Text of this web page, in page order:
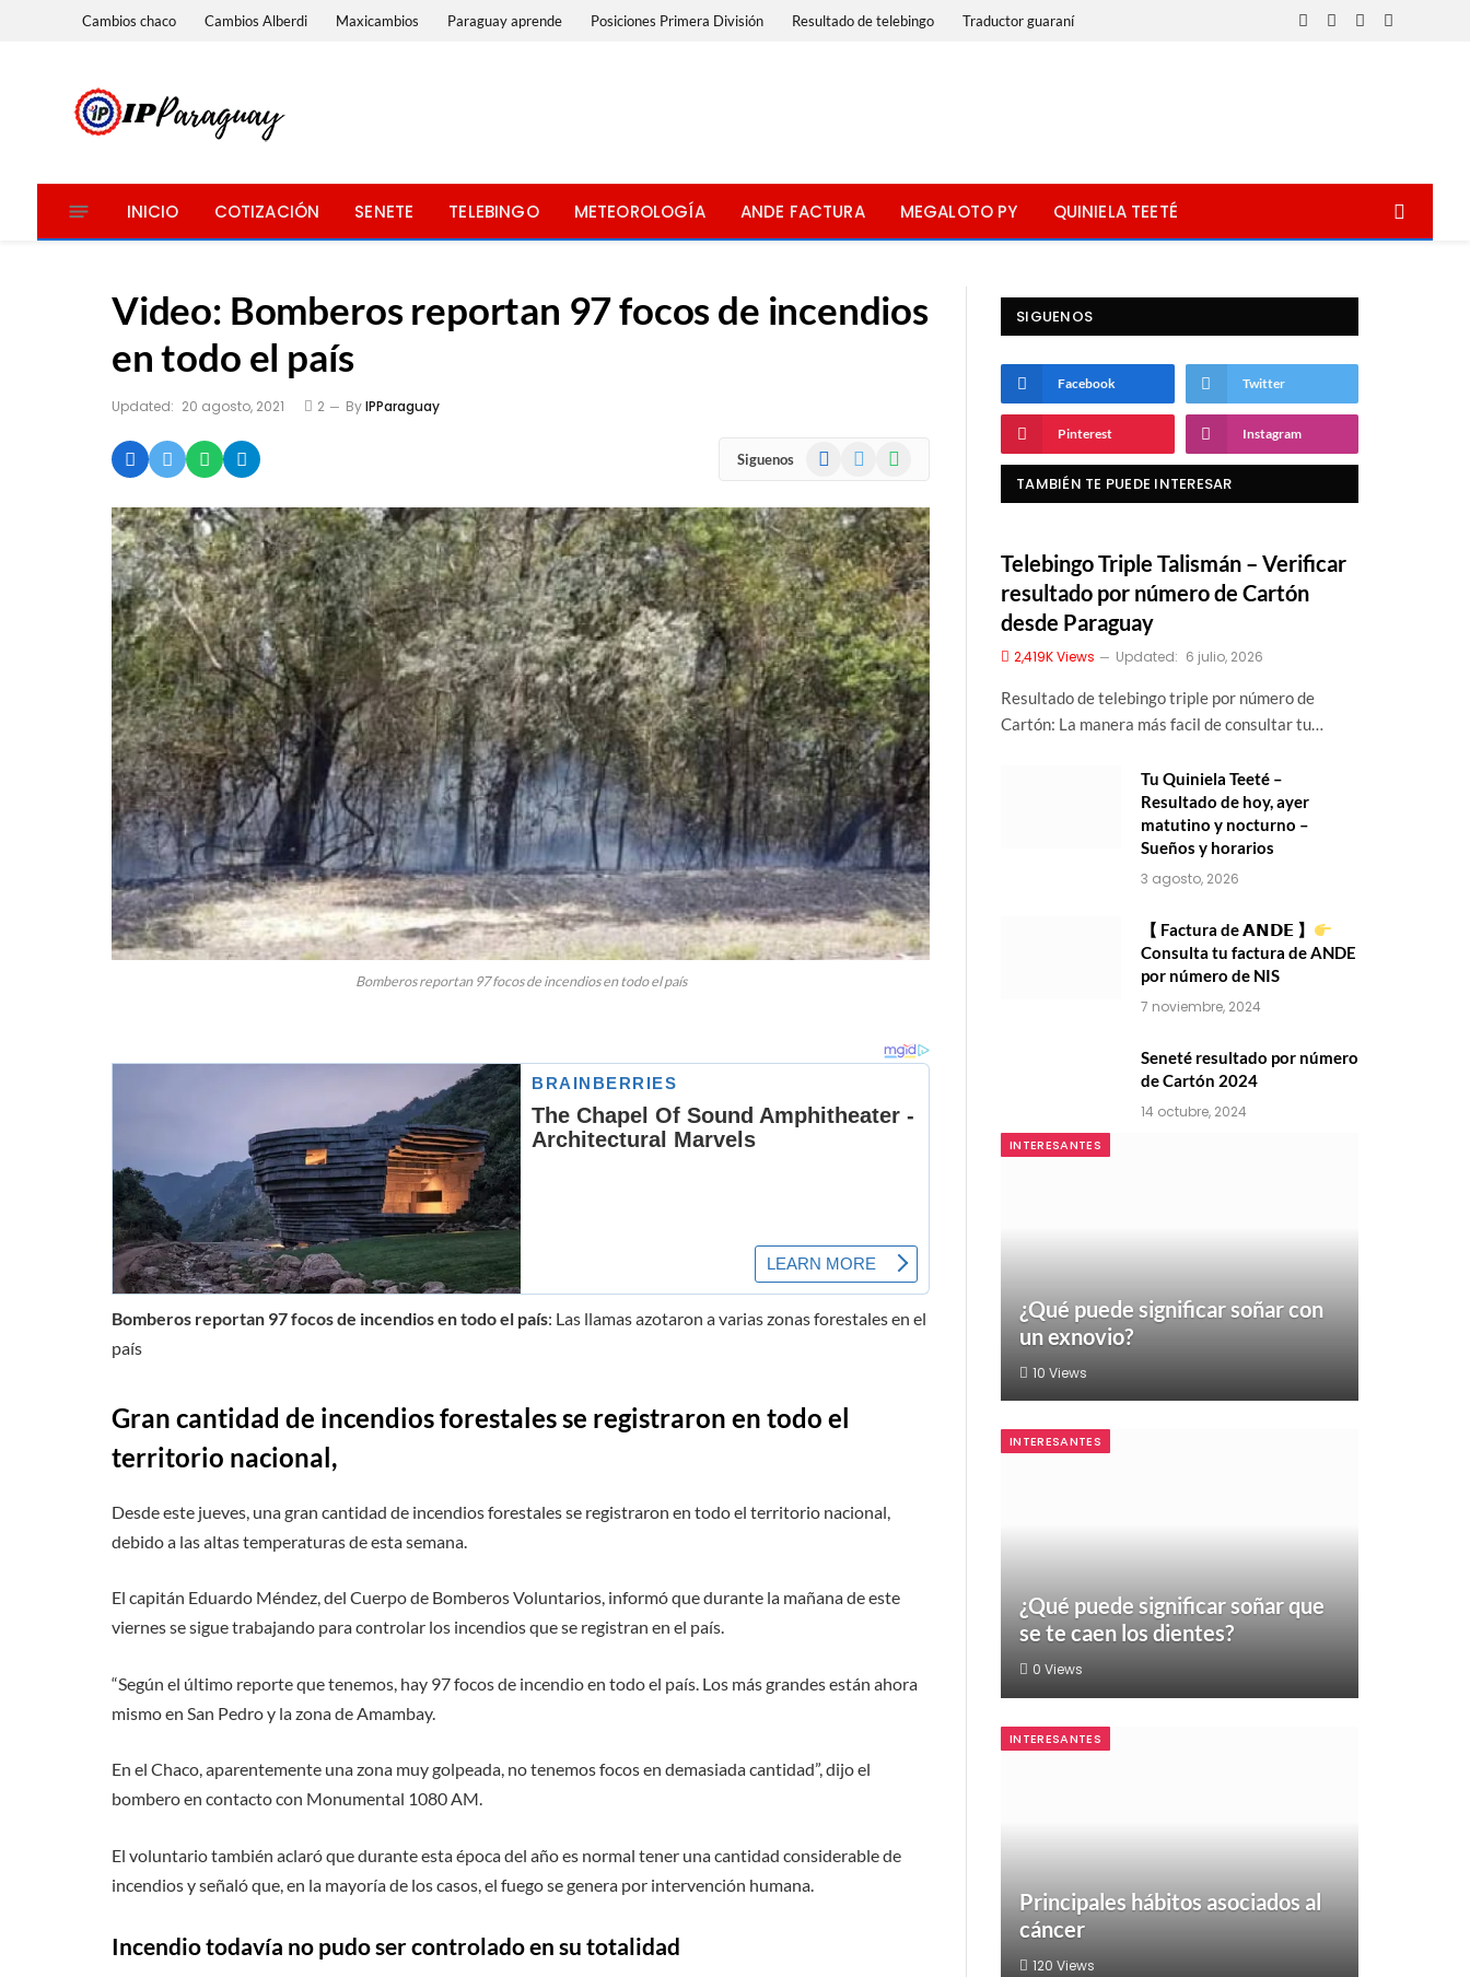
Cambios chaco Cambios Alberdi Maxicambios Paraguay aprende Posiciones Primera División Resultado de telebingo Traductor guaraní
Facebook
X
InstagramWhatsApp
INICIO COTIZACIÓN SENETE TELEBINGO METEOROLOGÍA ANDE FACTURA MEGALOTO PY QUINIELA TEETÉ
Video: Bomberos reportan 97 focos de incendios
en todo el país
Updated: 20 agosto, 2021 2 ByIPParaguay
Siguenos Facebook WhatsApp
Bomberos reportan 97 focos de incendios en todo el país
Bomberos reportan 97 focos de incendios en todo el país: Las llamas azotaron a varias zonas forestales en el
país
Gran cantidad de incendios forestales se registraron en todo el
territorio nacional,
Desde este jueves, una gran cantidad de incendios forestales se registraron en todo el territorio nacional,
debido a las altas temperaturas de esta semana.
El capitán Eduardo Méndez, del Cuerpo de Bomberos Voluntarios, informó que durante la mañana de este
viernes se sigue trabajando para controlar los incendios que se registran en el país.
“Según el último reporte que tenemos, hay 97 focos de incendio en todo el país. Los más grandes están ahora
mismo en San Pedro y la zona de Amambay.
En el Chaco, aparentemente una zona muy golpeada, no tenemos focos en demasiada cantidad”, dijo el
bombero en contacto con Monumental 1080 AM.
El voluntario también aclaró que durante esta época del año es normal tener una cantidad considerable de
incendios y señaló que, en la mayoría de los casos, el fuego se genera por intervención humana.
Incendio todavía no pudo ser controlado en su totalidad
SIGUENOS
Facebook Twitter
Pinterest Instagram
TAMBIÉN TE PUEDE INTERESAR
Telebingo Triple Talismán – Verificar
resultado por número de Cartón
desde Paraguay
2,419KViews Updated: 6 julio, 2026
Resultado de telebingo triple por número de
Cartón: La manera más facil de consultar tu…
Tu Quiniela Teeté –
Resultado de hoy, ayer
matutino y nocturno –
Sueños y horarios
3 agosto, 2026
【 Factura de 𝗔𝗡𝗗𝗘 】
Consulta tu factura de ANDE
por número de NIS
7 noviembre, 2024
Seneté resultado por número
de Cartón 2024
14 octubre, 2024
INTERESANTES
¿Qué puede significar soñar con
un exnovio?
10 Views
INTERESANTES
¿Qué puede significar soñar que
se te caen los dientes?
0 Views
INTERESANTES
Principales hábitos asociados al
cáncer
120 Views